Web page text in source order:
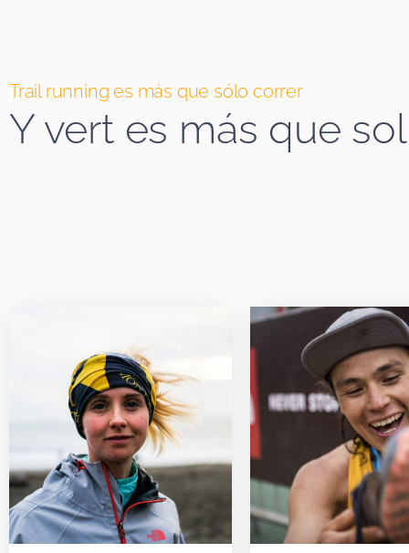
Trail running es más que sólo correr
Y vert es más que